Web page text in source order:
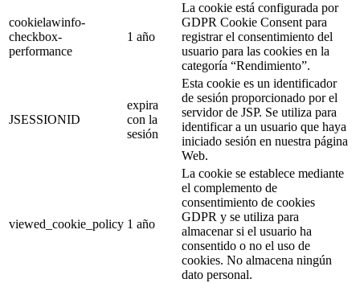
cookielawinfo-
checkbox-
performance
1 año
La cookie está configurada por
GDPR Cookie Consent para
registrar el consentimiento del
usuario para las cookies en la
categoría “Rendimiento”.
JSESSIONID
expira
con la
sesión
Esta cookie es un identificador
de sesión proporcionado por el
servidor de JSP. Se utiliza para
identificar a un usuario que haya
iniciado sesión en nuestra página
Web.
viewed_cookie_policy 1 año
La cookie se establece mediante
el complemento de
consentimiento de cookies
GDPR y se utiliza para
almacenar si el usuario ha
consentido o no el uso de
cookies. No almacena ningún
dato personal.